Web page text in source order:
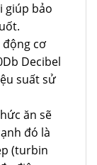
giúp bảo
cơ
Decibel
suất sử
ăn sẽ
đó là
(turbin